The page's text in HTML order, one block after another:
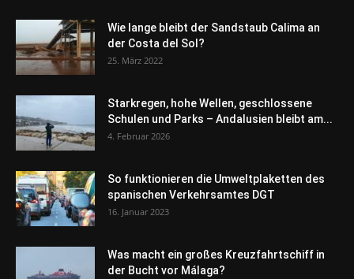
Wie lange bleibt der Sandstaub Calima an
der Costa del Sol?
25. März 2022
Starkregen, hohe Wellen, geschlossene
Schulen und Parks – Andalusien bleibt am...
4. Februar 2026
So funktionieren die Umweltplaketten des
spanischen Verkehrsamtes DGT
16. Januar 2023
Was macht ein großes Kreuzfahrtschiff in
der Bucht vor Málaga?